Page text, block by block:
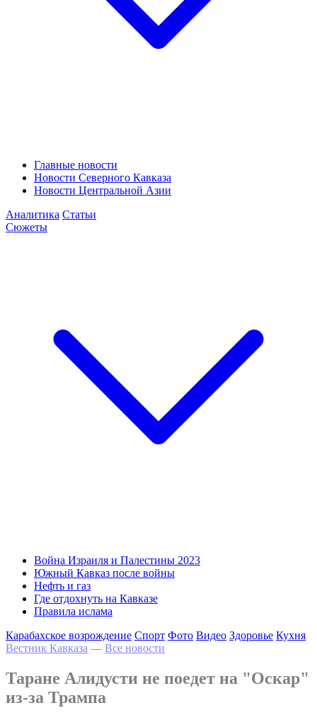
Главные новости
Новости Северного Кавказа
Новости Центральной Азии
Аналитика Статьи
Сюжеты
Война Израиля и Палестины 2023
Южный Кавказ после войны
Нефть и газ
Где отдохнуть на Кавказе
Правила ислама
Карабахское возрождение Спорт Фото Видео Здоровье Кухня
Вестник Кавказа — Все новости
Таране Алидусти не поедет на "Оскар"
из-за Трампа